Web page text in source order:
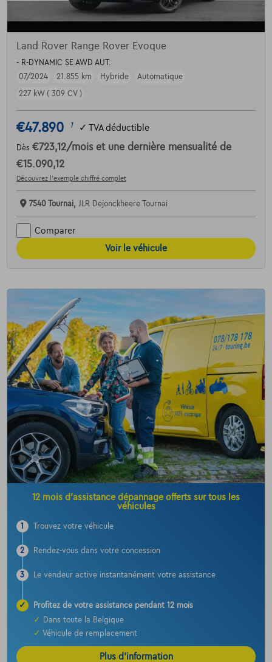
Land Rover Range Rover Evoque
- R-DYNAMIC SE AWD AUT.
07/2024
21.855 km Hybride
Automatique
227 kW ( 309 CV )
€47.890 1 ✓ TVA déductible
Dès €723,12/mois et une dernière mensualité de
€15.090,12
Découvrez l’exemple chiffré complet
7540 Tournai, JLR Dejonckheere Tournai
Comparer
Voir le véhicule
12 mois d’assistance dépannage offerts sur tous les
véhicules
1 Trouvez votre véhicule
2 Rendez-vous dans votre concession
3 Le vendeur active instantanément votre assistance
✓
Profitez de votre assistance pendant 12 mois
✓
Dans toute la Belgique
✓ Véhicule de remplacement
Plus d’information